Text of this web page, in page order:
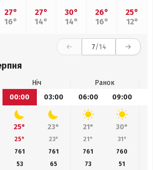
27°
16°
27°
14°
30°
14°
26°
16°
25°
12°
7/14
Ніч
Ранок
00:00
03:00 06:00 09:00
25° 23° 21° 30°
25° 23° 21° 31°
761
761 761 760
53
65 73
51